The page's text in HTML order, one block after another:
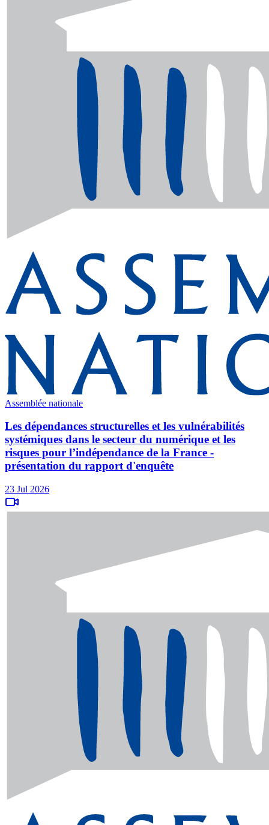
Assemblée nationale
Les dépendances structurelles et les vulnérabilités
systémiques dans le secteur du numérique et les
risques pour l’indépendance de la France -
présentation du rapport d'enquête
23 Jul 2026